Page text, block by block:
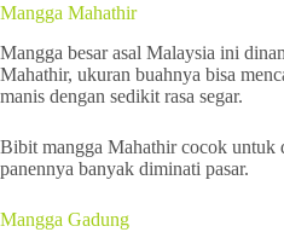
Mangga Mahathir
Mangga besar asal Malaysia ini
Mahathir, ukuran buahnya bisa
manis dengan sedikit rasa segar.
Bibit mangga Mahathir cocok untuk
panennya banyak diminati pasar.
Mangga Gadung